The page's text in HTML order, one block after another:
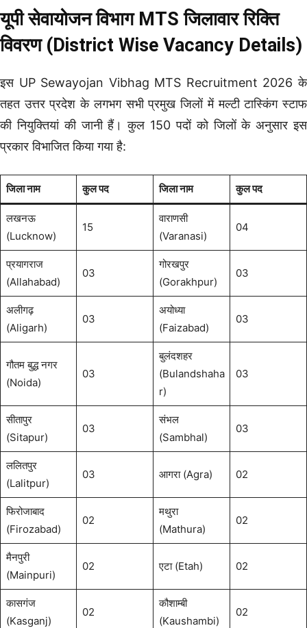
यूपी सेवायोजन विभाग MTS जिलावार रिक्ति
विवरण (District Wise Vacancy Details)
इस UP Sewayojan Vibhag MTS Recruitment 2026 के
तहत उत्तर प्रदेश के लगभग सभी प्रमुख जिलों में मल्टी टास्किंग स्टाफ
की नियुक्तियां की जानी हैं। कुल 150 पदों को जिलों के अनुसार इस
प्रकार विभाजित किया गया है:
जिला नाम कुल पद जिला नाम कुल पद
लखनऊ
(Lucknow)
15
वाराणसी
(Varanasi)
04
प्रयागराज
(Allahabad)
03
गोरखपुर
(Gorakhpur)
03
अलीगढ़
(Aligarh)
03
अयोध्या
(Faizabad)
03
गौतम बुद्ध नगर
(Noida)
03
बुलंदशहर
(Bulandshaha
r)
03
सीतापुर
(Sitapur)
03
संभल
(Sambhal)
03
ललितपुर
(Lalitpur)
03 आगरा (Agra) 02
फिरोजाबाद
(Firozabad)
02
मथुरा
(Mathura)
02
मैनपुरी
(Mainpuri)
02 एटा (Etah) 02
कासगंज
(Kasganj)
02
कौशाम्बी
(Kaushambi)
02